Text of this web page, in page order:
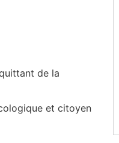
de la
et citoyen